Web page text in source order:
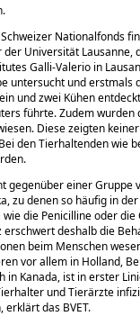
Nationalfonds
Universität Lausanne,
Galli-Valerio in
untersucht und erstmals
und zwei Kühen
führte. Zudem wurden
Diese zeigten
den Tierhaltenden wie
gegenüber einer Gruppe
zu denen so häufig in
die Penicilline oder die
erschwert deshalb die
beim Menschen
vor allem in Holland,
in Kanada, ist in erster
und Tierärzte
das BVET.